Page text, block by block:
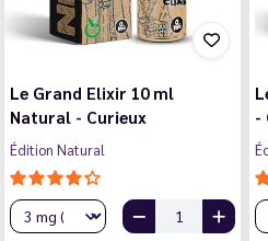
Le Grand Elixir 10 ml
Natural - Curieux
Édition Natural
-